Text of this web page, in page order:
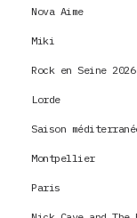
Nova Aime
Miki
Rock en Seine 2026
Lorde
Saison
Montpellier
Paris